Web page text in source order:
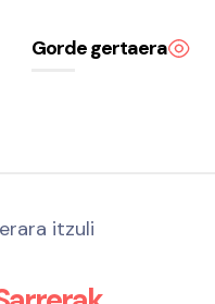
Gorde gertaera
itzuli